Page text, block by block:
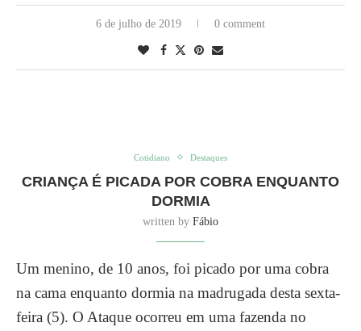
6 de julho de 2019 0 comment
Cotidiano Destaques
CRIANÇA É PICADA POR COBRA ENQUANTO
DORMIA
written by Fábio
Um menino, de 10 anos, foi picado por uma cobra
na cama enquanto dormia na madrugada desta sexta-
feira (5). O Ataque ocorreu em uma fazenda no